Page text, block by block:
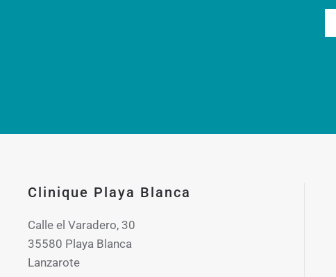
Clinique Playa Blanca
Calle el Varadero, 30
35580 Playa Blanca
Lanzarote